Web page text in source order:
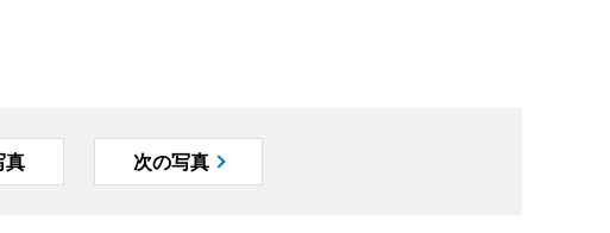
真 次の写真